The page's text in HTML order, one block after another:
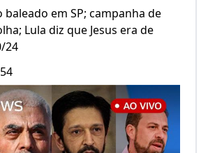
em SP; campanha de
Lula diz que Jesus era de
24